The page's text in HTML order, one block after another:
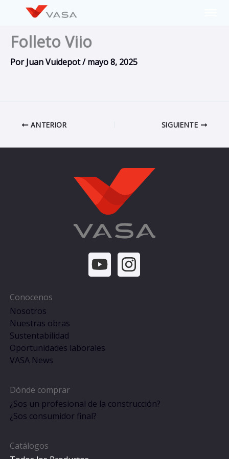
contenido
Folleto Viio
PorJuan Vuidepot/mayo 8, 2025
ANTERIOR SIGUIENTE
Conocenos
Nosotros
Nuestras obras
Sustentabilidad
Oportunidades laborales
VASA News
Dónde comprar
¿Sos un profesional de la construcción?
¿Sos consumidor final?
Catálogos